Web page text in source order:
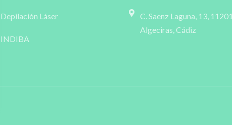
Depilación Láser
INDIBA
C. Saenz Laguna, 13, 11201
Algeciras, Cádiz